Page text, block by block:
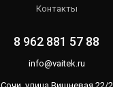
Контакты
8 962 881 57 88
info@vaitek.ru